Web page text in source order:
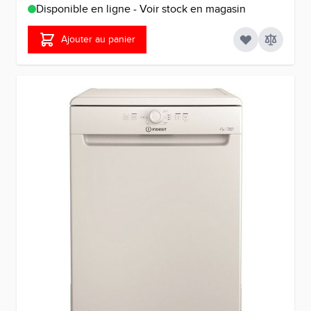
Disponible en ligne - Voir stock en magasin
Ajouter au panier